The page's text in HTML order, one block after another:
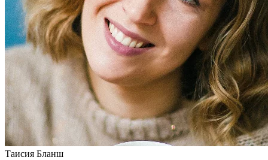
Таисия Бланш